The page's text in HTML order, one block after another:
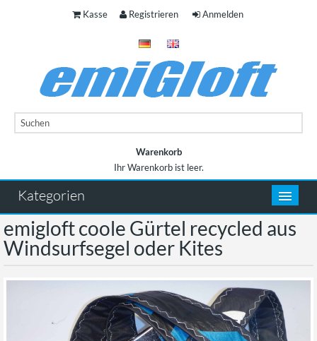
Kasse Registrieren Anmelden
Warenkorb
Ihr Warenkorb ist leer.
Kategorien
emigloft coole Gürtel recycled aus
Windsurfsegel oder Kites